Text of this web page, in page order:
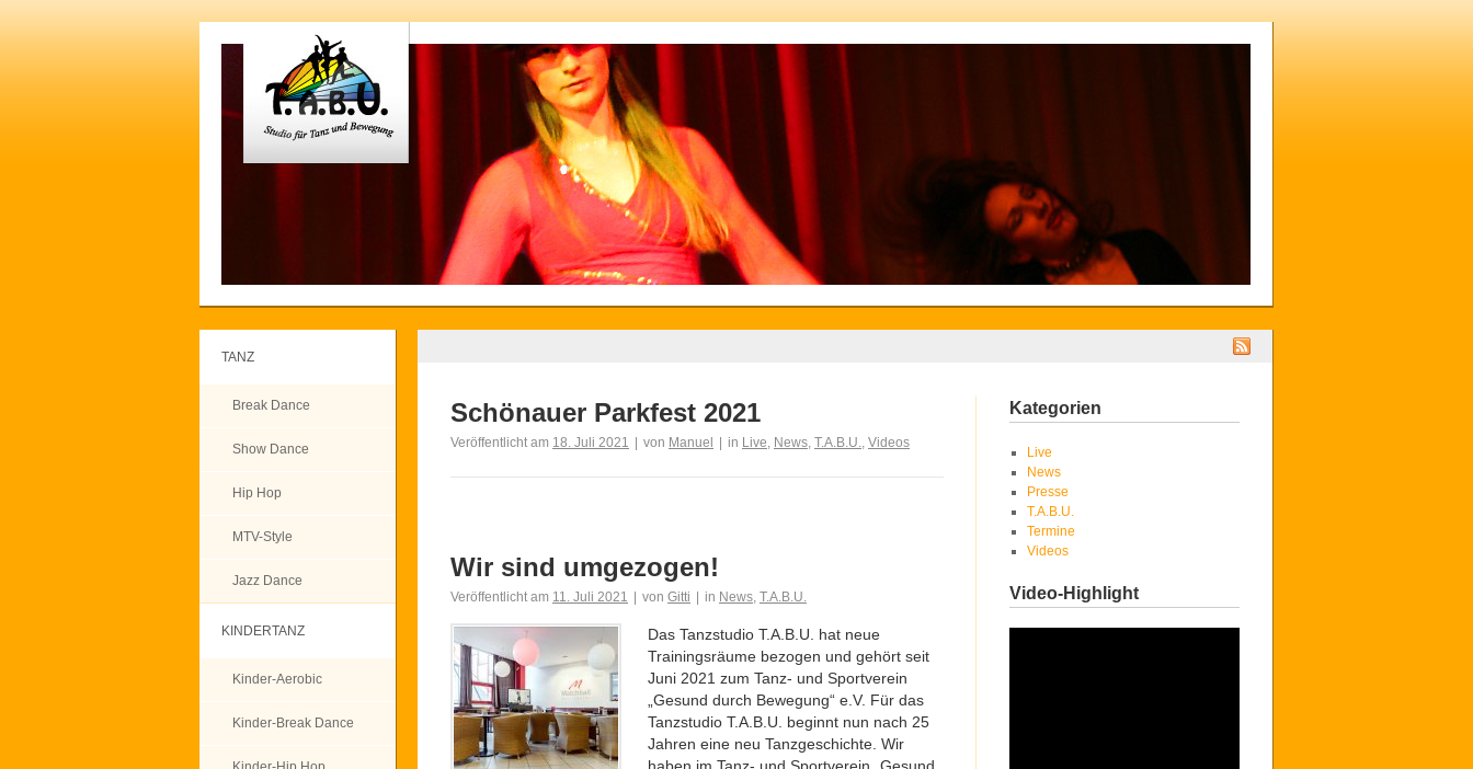
TANZ
Break Dance
Show Dance
Hip Hop
MTV-Style
Jazz Dance
KINDERTANZ
Kinder-Aerobic
Kinder-Break Dance
Schönauer Parkfest 2021
Veröffentlicht am 18. Juli 2021 von Manuel in Live, News, T.A.B.U., Videos
Wir sind umgezogen!
Veröffentlicht am 11. Juli 2021 von Gitti in News, T.A.B.U.
Das Tanzstudio T.A.B.U. hat neue
Trainingsräume bezogen und gehört seit
Juni 2021 zum Tanz- und Sportverein
„Gesund durch Bewegung“ e.V. Für das
Tanzstudio T.A.B.U. beginnt nun nach 25
Jahren eine neu Tanzgeschichte. Wir
Kategorien
Live
News
Presse
T.A.B.U.
Termine
Videos
Video-Highlight